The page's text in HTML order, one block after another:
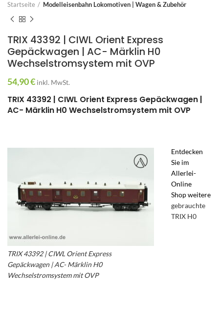
Startseite Modelleisenbahn Lokomotiven | Wagen & Zubehör
TRIX 43392 | CIWL Orient Express
Gepäckwagen | AC- Märklin H0
Wechselstromsystem mit OVP
54,90€ inkl. MwSt.
TRIX 43392 | CIWL Orient Express Gepäckwagen |
AC- Märklin H0 Wechselstromsystem mit OVP
TRIX 43392 | CIWL Orient Express
Gepäckwagen | AC- Märklin H0
Wechselstromsystem mit OVP
Entdecken
Sie im
Allerlei-
Online
Shop weitere
gebrauchte
TRIX H0